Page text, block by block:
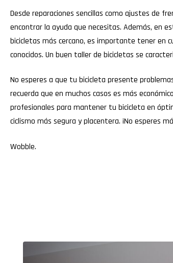
Desde reparaciones sencillas como ajustes de
encontrar la ayuda que necesitas. Además, en
bicicletas más cercano, es importante tener en
conocidos. Un buen taller de bicicletas se
No esperes a que tu bicicleta presente
recuerda que en muchos casos es más
profesionales para mantener tu bicicleta en
ciclismo más segura y placentera. ¡No esperes
Wobble.